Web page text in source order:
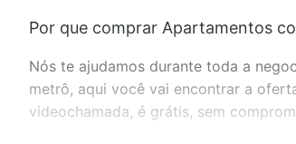
Por que comprar Apartamentos
Nós te ajudamos durante toda a
metrô, aqui você vai encontrar a
videochamada, é grátis, sem